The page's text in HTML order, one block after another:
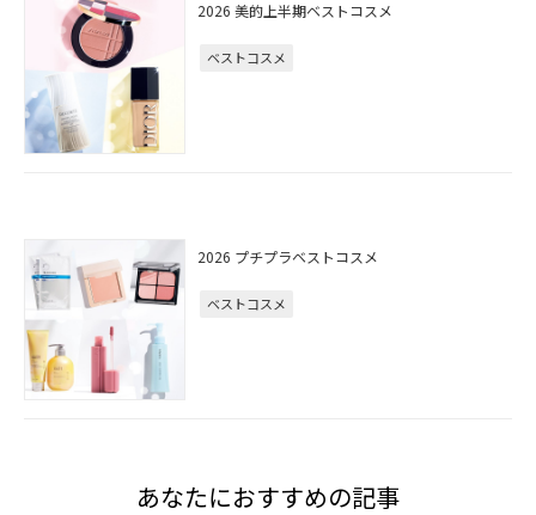
2026 美的上半期ベストコスメ
ベストコスメ
2026 プチプラベストコスメ
ベストコスメ
あなたにおすすめの記事